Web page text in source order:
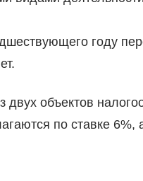
году
двух объектов
по ставке